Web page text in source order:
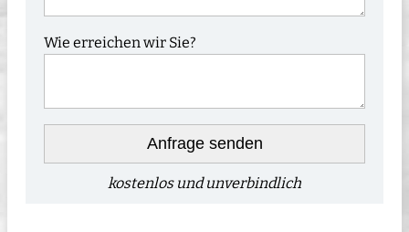
Wie erreichen wir Sie?
Anfrage senden
kostenlos und unverbindlich